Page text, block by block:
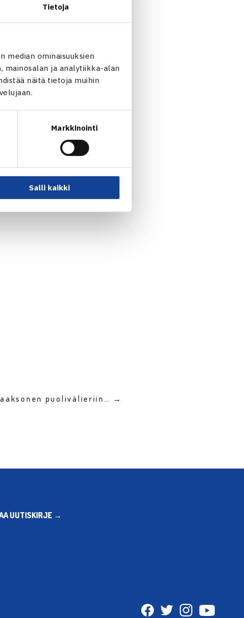
Tietoja
median ominaisuuksien
mainosalan ja analytiikka-alan
näitä tietoja muihin
Markkinointi
Salli kaikki
Virtasellepaljoakaan
Itävalta 3-0 voiton.
62 36 60, Sandro
puolivälieriin… →
UUTISKIRJE →